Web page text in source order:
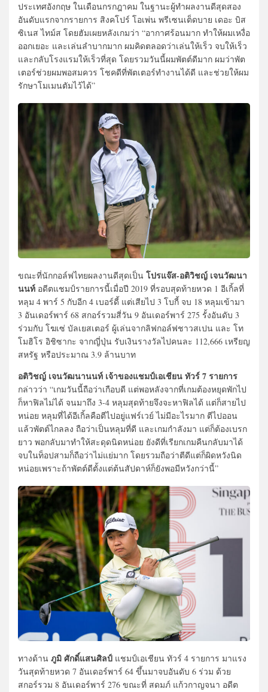
ประเทศอังกฤษ ในเดือนกรกฎาคม ในฐานะผู้ทำผลงานดีสุดสอง
อันดับแรกจากรายการ สิงคโปร์ โอเพ่น พรีเซนเต็ดบาย เดอะ บิส
ซิเนส ไทม์ส โดยฮัมเผยหลังเกมว่า “อากาศร้อนมาก ทำให้ผมเหงื่อ
ออกเยอะ และเล่นลำบากมาก ผมคิดตลอดว่าเล่นให้เร็ว จบให้เร็ว
และกลับโรงแรมให้เร็วที่สุด โดยรวมวันนี้ผมพัตต์ดีมาก ผมว่าพัต
เตอร์ช่วยผมพอสมควร โชคดีที่พัตเตอร์ทำงานได้ดี และช่วยให้ผม
รักษาโมเมนตัมไว้ได้”
ขณะที่นักกอล์ฟไทยผลงานดีสุดเป็น โปรแจ๊ส-อติวิชญ์ เจนวัฒนา
นนท์ อดีตแชมป์รายการนี้เมื่อปี 2019 ที่รอบสุดท้ายหวด 1 อีเกิ้ลที่
หลุม 4 พาร์ 5 กับอีก 4 เบอร์ดี้ แต่เสียไป 3 โบกี้ จบ 18 หลุมเข้ามา
3 อันเดอร์พาร์ 68 สกอร์รวมสี่วัน 9 อันเดอร์พาร์ 275 รั้งอันดับ 3
ร่วมกับ โฆเซ่ บัลเยสเตอร์ ผู้เล่นจากลิฟกอล์ฟชาวสเปน และ โท
โมฮิโร อิชิซากะ จากญี่ปุ่น รับเงินรางวัลไปคนละ 112,666 เหรียญ
สหรัฐ หรือประมาณ 3.9 ล้านบาท
อติวิชญ์ เจนวัฒนานนท์ เจ้าของแชมป์เอเชียน ทัวร์ 7 รายการ
กล่าวว่า “เกมวันนี้ถือว่าเกือบดี แต่พอหลังจากที่เกมต้องหยุดพักไป
ก็หาฟิลไม่ได้ จนมาถึง 3-4 หลุมสุดท้ายจึงจะหาฟิลได้ แต่ก็สายไป
หน่อย หลุมที่ได้อีเกิ้ลคือตีไปอยู่แฟร์เวย์ ไม่มีอะไรมาก ตีไปออน
แล้วพัตต์ไกลลง ถือว่าเป็นหลุมที่ดี และเกมกำลังมา แต่ก็ต้องเบรก
ยาว พอกลับมาทำให้สะดุดนิดหน่อย ยังดีที่เรียกเกมคืนกลับมาได้
จบในท็อปสามก็ถือว่าไม่แย่มาก โดยรวมถือว่าตีดีแต่ก็ผิดหวังนิด
หน่อยเพราะถ้าพัตต์ดีตั้งแต่ต้นสัปดาห์ก็ยังพอมีหวังกว่านี้”
ทางด้าน ภูมิ ศักดิ์แสนศิลป์ แชมป์เอเชียน ทัวร์ 4 รายการ มาแรง
วันสุดท้ายหวด 7 อันเดอร์พาร์ 64 ขึ้นมาจบอันดับ 6 ร่วม ด้วย
สกอร์รวม 8 อันเดอร์พาร์ 276 ขณะที่ สดมภ์ แก้วกาญจนา อดีต